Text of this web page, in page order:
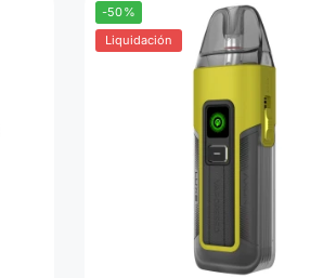
-50%
Liquidación